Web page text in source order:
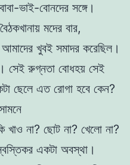
ভাই-বোনদের সঙ্গে।
মদের বার,
আমাদের খুবই সমাদর করেছিল।
সেই রুগ্নতা বোধহয় সেই
ছেলে এত রোগা হবে কেন?
খাও না? ছোট না? খেলো না?
একটা অবস্থা।